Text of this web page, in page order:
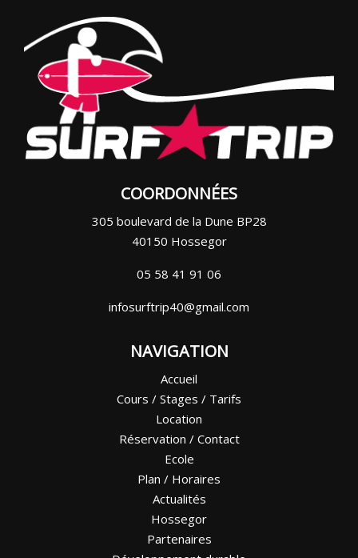
COORDONNÉES
305 boulevard de la Dune BP28
40150 Hossegor
05 58 41 91 06
infosurftrip40@gmail.com
NAVIGATION
Accueil
Cours / Stages / Tarifs
Location
Réservation / Contact
Ecole
Plan / Horaires
Actualités
Hossegor
Partenaires